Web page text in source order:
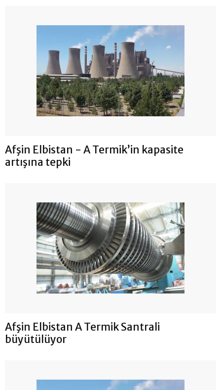
Afşin Elbistan - A Termik’in kapasite
artışına tepki
Afşin Elbistan A Termik Santrali
büyütülüyor